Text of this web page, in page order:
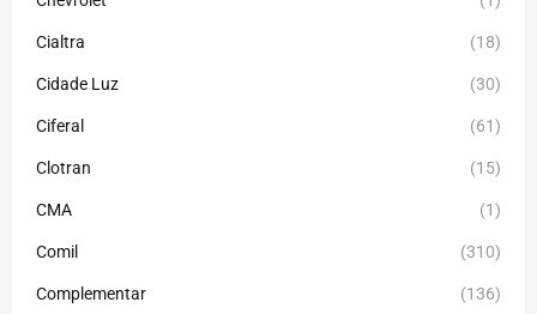
Cialtra (18)
Cidade Luz (30)
Ciferal (61)
Clotran (15)
CMA (1)
Comil (310)
Complementar (136)